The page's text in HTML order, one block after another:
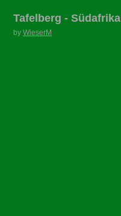
Tafelberg - Südafrika
by WieserM